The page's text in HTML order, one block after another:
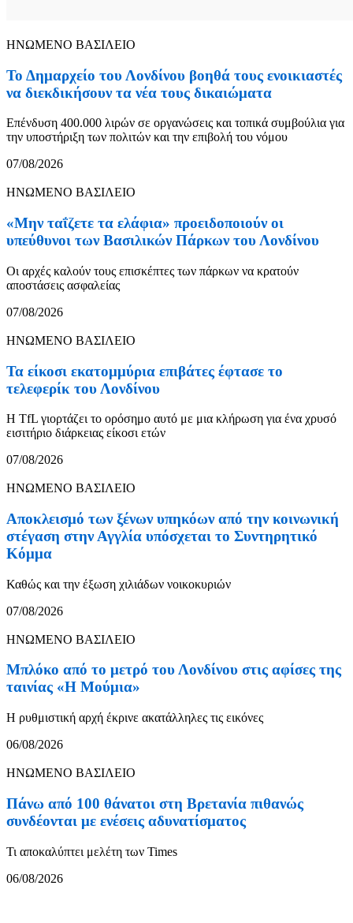
ΗΝΩΜΕΝΟ ΒΑΣΙΛΕΙΟ
Το Δημαρχείο του Λονδίνου βοηθά τους ενοικιαστές
να διεκδικήσουν τα νέα τους δικαιώματα
Επένδυση 400.000 λιρών σε οργανώσεις και τοπικά συμβούλια για
την υποστήριξη των πολιτών και την επιβολή του νόμου
07/08/2026
ΗΝΩΜΕΝΟ ΒΑΣΙΛΕΙΟ
«Μην ταΐζετε τα ελάφια» προειδοποιούν οι
υπεύθυνοι των Βασιλικών Πάρκων του Λονδίνου
Οι αρχές καλούν τους επισκέπτες των πάρκων να κρατούν
αποστάσεις ασφαλείας
07/08/2026
ΗΝΩΜΕΝΟ ΒΑΣΙΛΕΙΟ
Τα είκοσι εκατομμύρια επιβάτες έφτασε το
τελεφερίκ του Λονδίνου
Η TfL γιορτάζει το ορόσημο αυτό με μια κλήρωση για ένα χρυσό
εισιτήριο διάρκειας είκοσι ετών
07/08/2026
ΗΝΩΜΕΝΟ ΒΑΣΙΛΕΙΟ
Αποκλεισμό των ξένων υπηκόων από την κοινωνική
στέγαση στην Αγγλία υπόσχεται το Συντηρητικό
Κόμμα
Καθώς και την έξωση χιλιάδων νοικοκυριών
07/08/2026
ΗΝΩΜΕΝΟ ΒΑΣΙΛΕΙΟ
Μπλόκο από το μετρό του Λονδίνου στις αφίσες της
ταινίας «Η Μούμια»
Η ρυθμιστική αρχή έκρινε ακατάλληλες τις εικόνες
06/08/2026
ΗΝΩΜΕΝΟ ΒΑΣΙΛΕΙΟ
Πάνω από 100 θάνατοι στη Βρετανία πιθανώς
συνδέονται με ενέσεις αδυνατίσματος
Τι αποκαλύπτει μελέτη των Times
06/08/2026